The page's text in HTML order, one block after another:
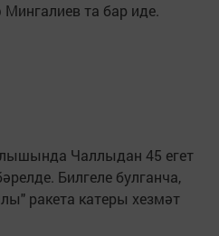
та бар иде.
Чаллыдан 45 егет
Билгеле булганча,
ракета катеры хезмәт